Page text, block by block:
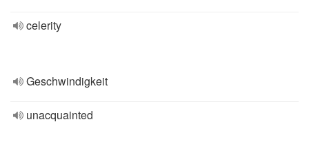
celerity
Geschwindigkeit
unacquainted